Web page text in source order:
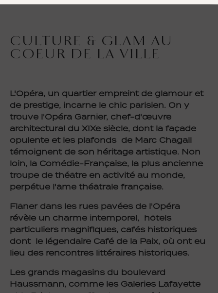
CULTURE & GLAM AU
COEUR DE LA VILLE
L'Opéra, un quartier empreint de glamour et
de prestige, incarne le chic parisien. On y
trouve l'Opéra Garnier, chef-d'œuvre
architectural du XIXe siècle, dont la façade
opulente et les plafonds de Marc Chagall
témoignent de son héritage artistique. Non
loin, la Comédie-Française, la plus ancienne
troupe de théâtre en activité au monde,
perpétue l'âme théâtrale française.
Flâner dans les rues pavées de l'Opéra
révèle un charme intemporel, hôtels
particuliers magnifiques, cafés historiques
dont le légendaire Café de la Paix, où ont eu
lieu des rencontres littéraires historiques.
Les grands magasins du boulevard
Haussmann, comme les Galeries Lafayette